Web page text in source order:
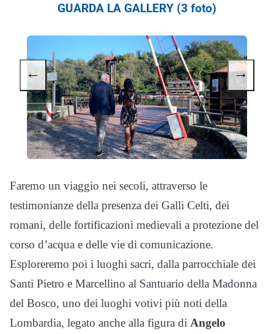
GUARDA LA GALLERY (3 foto)
← →
Faremo un viaggio nei secoli, attraverso le
testimonianze della presenza dei Galli Celti, dei
romani, delle fortificazioni medievali a protezione del
corso d’acqua e delle vie di comunicazione.
Esploreremo poi i luoghi sacri, dalla parrocchiale dei
Santi Pietro e Marcellino al Santuario della Madonna
del Bosco, uno dei luoghi votivi più noti della
Lombardia, legato anche alla figura di Angelo